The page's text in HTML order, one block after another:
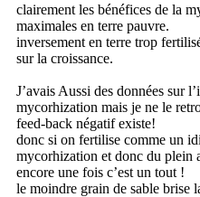
clairement les bénéfices de la
maximales en terre pauvre.
inversement en terre trop
sur la croissance.
J’avais Aussi des données sur
mycorhization mais je ne le
feed-back négatif existe!
donc si on fertilise comme un
mycorhization et donc du plein
encore une fois c’est un tout !
le moindre grain de sable brise